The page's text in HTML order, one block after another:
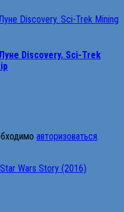
Discovery. Sci-Trek
авторизоваться.
Wars Story (2016)